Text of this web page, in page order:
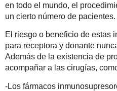
en todo el mundo, el
un cierto número de pacientes.
El riesgo o beneficio de estas
para receptora y donante
Además de la existencia de
acompañar a las cirugías,
-Los fármacos